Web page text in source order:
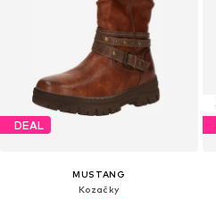
DEAL
MUSTANG
Kozačky